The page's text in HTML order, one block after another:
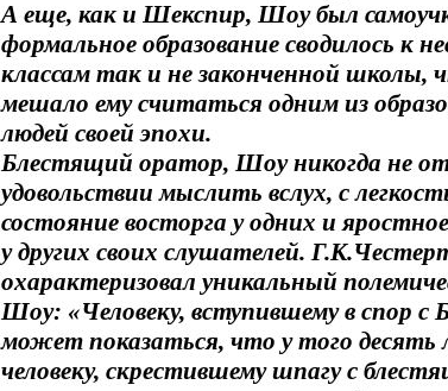
А еще, как и Шекспир, Шоу был
формальное образование сводилось к
классам так и не законченной школы,
мешало ему считаться одним из
людей своей эпохи.
Блестящий оратор, Шоу никогда не
удовольствии мыслить вслух, с
состояние восторга у одних и
у других своих слушателей.
охарактеризовал уникальный
Шоу: «Человеку, вступившему в спор с
может показаться, что у того десять
человеку, скрестившему шпагу с